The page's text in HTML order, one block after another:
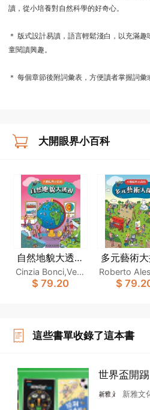
讀，從小培養對自然科學的好奇心。
＊ 版式設計易讀，語言輕鬆淺白，以充滿
童閱讀興趣。
＊ 每個章節後附詞彙表，方便讀者掌握詞彙
大開眼界小百科
自然地貌大透視
〔大開眼界小百
科〕
Cinzia Bonci,Vero
nica Pellegrini,Alb
$ 79.20
多元藝術大
〔大開眼界
科〕
Roberto
rini,Cinzia
$
這些書單收錄了這本書
世界盃開
新雅文